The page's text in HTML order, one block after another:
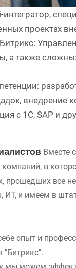
интегратор,
проектах
а также
внедрение
с 1С, SAP и
Вместе
в
прошедших все
ИТ, и имеем в
опыт и
"Битрикс".